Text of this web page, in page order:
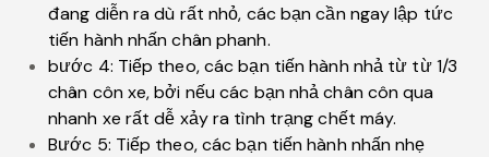
đang diễn ra dù rất nhỏ, các bạn cần ngay lập tức
tiến hành nhấn chân phanh.
bước 4: Tiếp theo, các bạn tiến hành nhả từ từ 1/3
chân côn xe, bởi nếu các bạn nhả chân côn qua
nhanh xe rất dễ xảy ra tình trạng chết máy.
Bước 5: Tiếp theo, các bạn tiến hành nhấn nhẹ